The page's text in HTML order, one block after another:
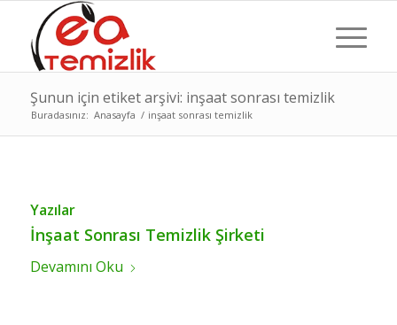
Şunun için etiket arşivi: inşaat sonrası temizlik
Buradasınız: Anasayfa / inşaat sonrası temizlik
Yazılar
İnşaat Sonrası Temizlik Şirketi
Devamını Oku